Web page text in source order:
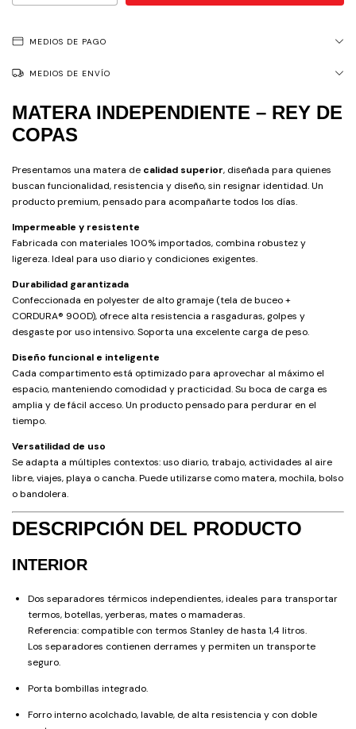
MEDIOS DE PAGO
MEDIOS DE ENVÍO
MATERA INDEPENDIENTE – REY DE
COPAS
Presentamos una matera de calidad superior, diseñada para quienes
buscan funcionalidad, resistencia y diseño, sin resignar identidad. Un
producto premium, pensado para acompañarte todos los días.
Impermeable y resistente
Fabricada con materiales 100% importados, combina robustez y
ligereza. Ideal para uso diario y condiciones exigentes.
Durabilidad garantizada
Confeccionada en polyester de alto gramaje (tela de buceo +
CORDURA® 900D), ofrece alta resistencia a rasgaduras, golpes y
desgaste por uso intensivo. Soporta una excelente carga de peso.
Diseño funcional e inteligente
Cada compartimento está optimizado para aprovechar al máximo el
espacio, manteniendo comodidad y practicidad. Su boca de carga es
amplia y de fácil acceso. Un producto pensado para perdurar en el
tiempo.
Versatilidad de uso
Se adapta a múltiples contextos: uso diario, trabajo, actividades al aire
libre, viajes, playa o cancha. Puede utilizarse como matera, mochila, bolso
o bandolera.
DESCRIPCIÓN DEL PRODUCTO
INTERIOR
Dos separadores térmicos independientes, ideales para transportar
termos, botellas, yerberas, mates o mamaderas.
Referencia: compatible con termos Stanley de hasta 1,4 litros.
Los separadores contienen derrames y permiten un transporte
seguro.
Porta bombillas integrado.
Forro interno acolchado, lavable, de alta resistencia y con doble